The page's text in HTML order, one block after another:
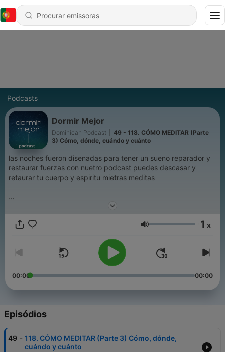
Podcasts
Dormir Mejor
Dominican Podcast
49 - 118. CÓMO MEDITAR (Parte
3) Cómo, dónde, cuándo y cuánto
las noches fueron disenadas para tener un sueno reparador y
restaurar fuerzas con nuetro podcast puedes descasar y
retaurar tu cuerpo y espiritu mietras meditas
Volume 1 x
00:00 00:00
Episódios
49 - 118. CÓMO MEDITAR (Parte 3) Cómo, dónde,
cuándo y cuánto